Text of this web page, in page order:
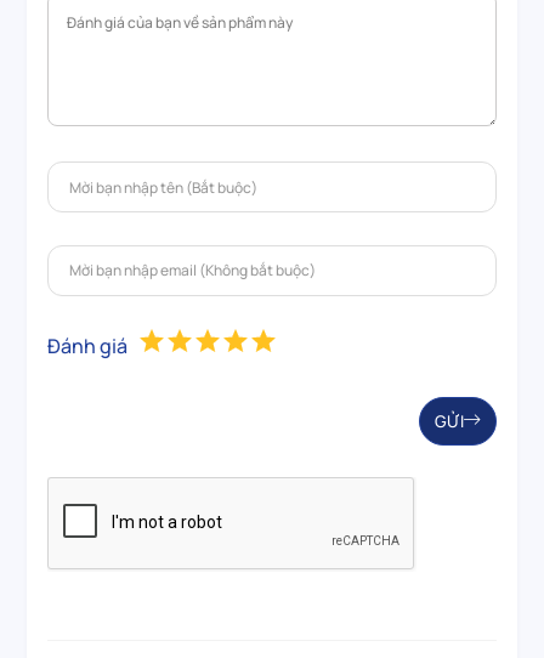
Đánh giá
GỬI